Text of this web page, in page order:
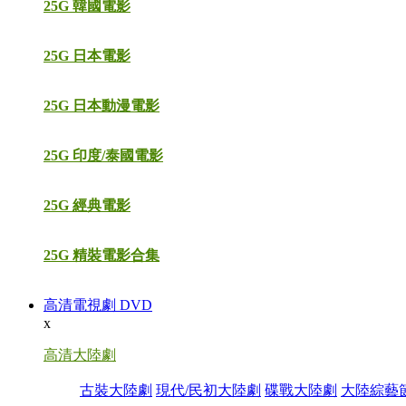
25G 韓國電影
25G 日本電影
25G 日本動漫電影
25G 印度/泰國電影
25G 經典電影
25G 精裝電影合集
高清電視劇 DVD
x
高清大陸劇
古裝大陸劇 現代/民初大陸劇 碟戰大陸劇 大陸綜藝